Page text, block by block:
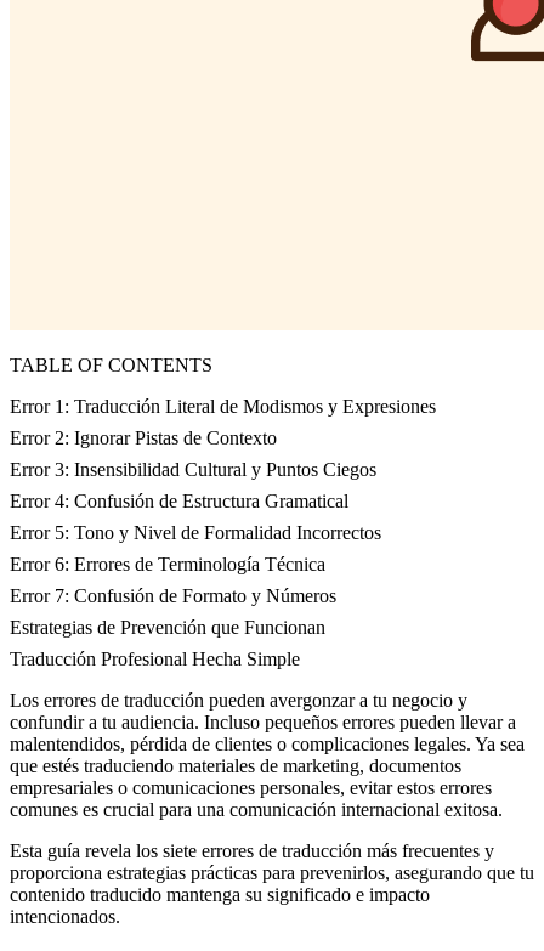
TABLE OF CONTENTS
Error 1: Traducción Literal de Modismos y Expresiones
Error 2: Ignorar Pistas de Contexto
Error 3: Insensibilidad Cultural y Puntos Ciegos
Error 4: Confusión de Estructura Gramatical
Error 5: Tono y Nivel de Formalidad Incorrectos
Error 6: Errores de Terminología Técnica
Error 7: Confusión de Formato y Números
Estrategias de Prevención que Funcionan
Traducción Profesional Hecha Simple
Los errores de traducción pueden avergonzar a tu negocio y
confundir a tu audiencia. Incluso pequeños errores pueden llevar a
malentendidos, pérdida de clientes o complicaciones legales. Ya sea
que estés traduciendo materiales de marketing, documentos
empresariales o comunicaciones personales, evitar estos errores
comunes es crucial para una comunicación internacional exitosa.
Esta guía revela los siete errores de traducción más frecuentes y
proporciona estrategias prácticas para prevenirlos, asegurando que tu
contenido traducido mantenga su significado e impacto
intencionados.